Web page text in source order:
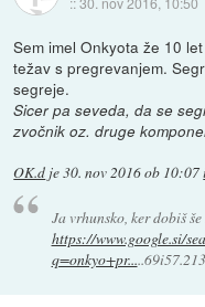
Sem imel Onkyota že 10
težav s pregrevanjem.
segreje.
Sicer pa seveda, da se
zvočnik oz. druge
OK.d je30. nov 2016 ob 10:07
Ja vrhunsko, ker dobiš
https://www.google.si/
q=onkyo+pr...